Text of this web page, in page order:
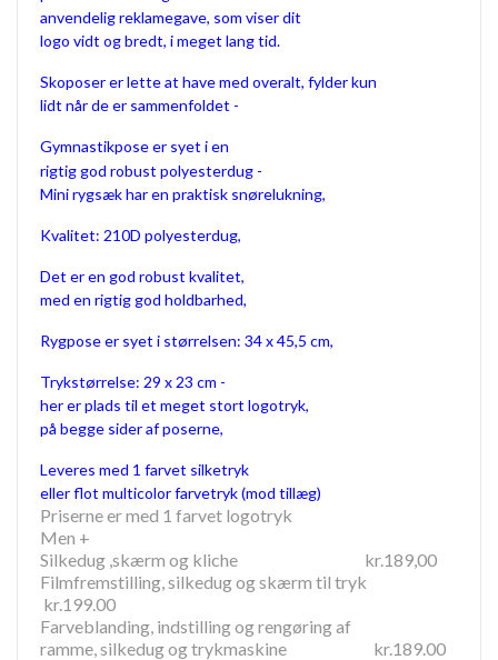
anvendelig reklamegave, som viser dit
logo vidt og bredt, i meget lang tid.
Skoposer er lette at have med overalt, fylder kun
lidt når de er sammenfoldet -
Gymnastikpose er syet i en
rigtig god robust polyesterdug -
Mini rygsæk har en praktisk snørelukning,
Kvalitet: 210D polyesterdug,
Det er en god robust kvalitet,
med en rigtig god holdbarhed,
Rygpose er syet i størrelsen: 34 x 45,5 cm,
Trykstørrelse: 29 x 23 cm -
her er plads til et meget stort logotryk,
på begge sider af poserne,
Leveres med 1 farvet silketryk
eller flot multicolor farvetryk (mod tillæg)
Priserne er med 1 farvet logotryk
Men +
Silkedug ,skærm og kliche kr.189,00
Filmfremstilling, silkedug og skærm til tryk
kr.199.00
Farveblanding, indstilling og rengøring af
ramme, silkedug og trykmaskine kr.189.00